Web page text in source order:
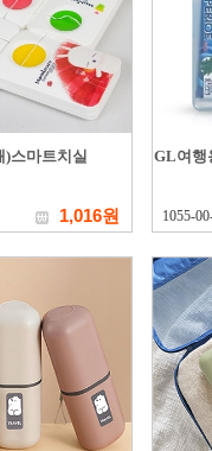
)스마트치실
1,016원
GL여행
1055-